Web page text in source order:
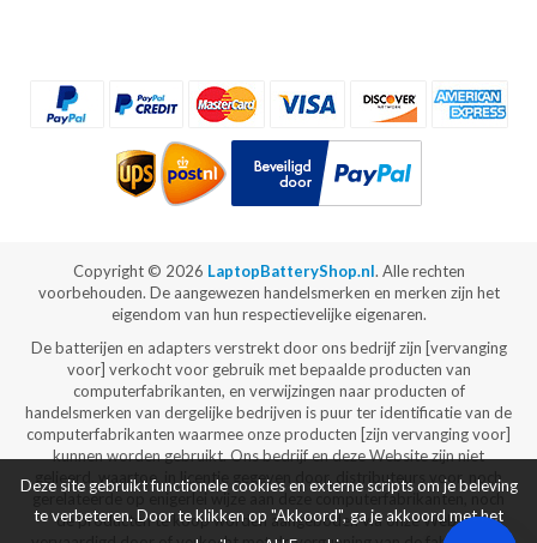
Copyright © 2026 LaptopBatteryShop.nl. Alle rechten
voorbehouden. De aangewezen handelsmerken en merken zijn het
eigendom van hun respectievelijke eigenaren.
De batterijen en adapters verstrekt door ons bedrijf zijn [vervanging
voor] verkocht voor gebruik met bepaalde producten van
computerfabrikanten, en verwijzingen naar producten of
handelsmerken van dergelijke bedrijven is puur ter identificatie van de
computerfabrikanten waarmee onze producten [zijn vervanging voor]
kunnen worden gebruikt. Ons bedrijf en deze Website zijn niet
gelieerd, waartoe, in licentie gegeven door, distributeurs voor, noch
gerelateerde op enigerlei wijze aan deze computerfabrikanten, noch
de producten te koop worden aangeboden via onze Website
Deze site gebruikt functionele cookies en externe scripts om je beleving
te verbeteren. Door te klikken op "Akkoord", ga je akkoord met het